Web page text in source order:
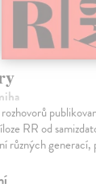
RR od
různých generací,